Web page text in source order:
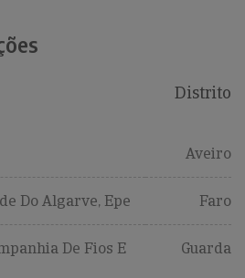
Distrito
Aveiro
Do Algarve, Epe Faro
De Fios E
Guarda